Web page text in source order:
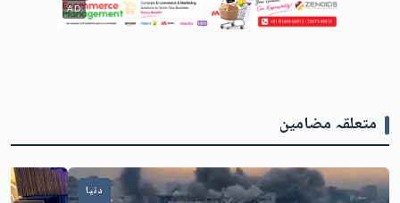
AD
متعلقہ مضامین
دنیا